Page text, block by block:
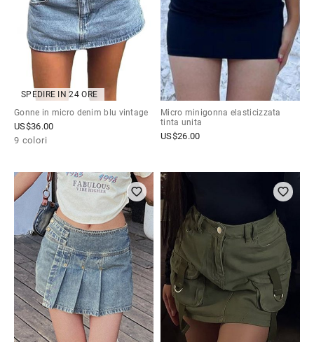
SPEDIRE IN 24 ORE
Gonne in micro denim blu vintage
US$36.00
9 colori
Micro minigonna elasticizzata
tinta unita
US$26.00